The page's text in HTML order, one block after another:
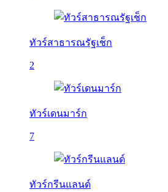
ทัวร์สาธารณรัฐเช็ก
2
ทัวร์เดนมาร์ก
7
ทัวร์กรีนแลนด์